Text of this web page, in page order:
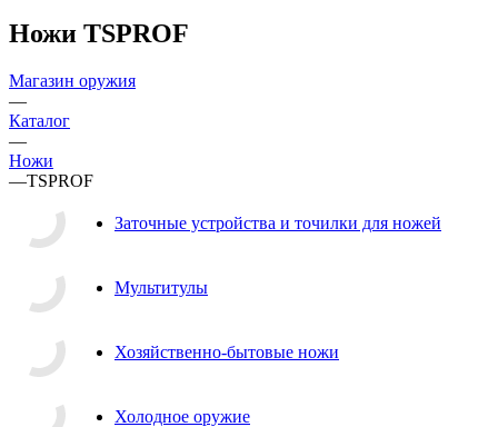
Ножи TSPROF
Магазин оружия
—
Каталог
—
Ножи
—TSPROF
Заточные устройства и точилки для ножей
Мультитулы
Хозяйственно-бытовые ножи
Холодное оружие